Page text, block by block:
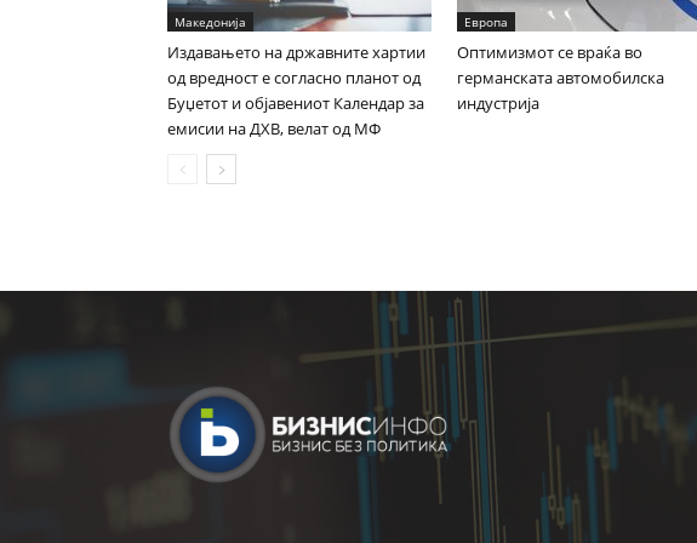
Македонија
Издавањето на државните хартии
од вредност е согласно планот од
Буџетот и објавениот Календар за
емисии на ДХВ, велат од МФ
Европа
Оптимизмот се враќа во
германската автомобилска
индустрија